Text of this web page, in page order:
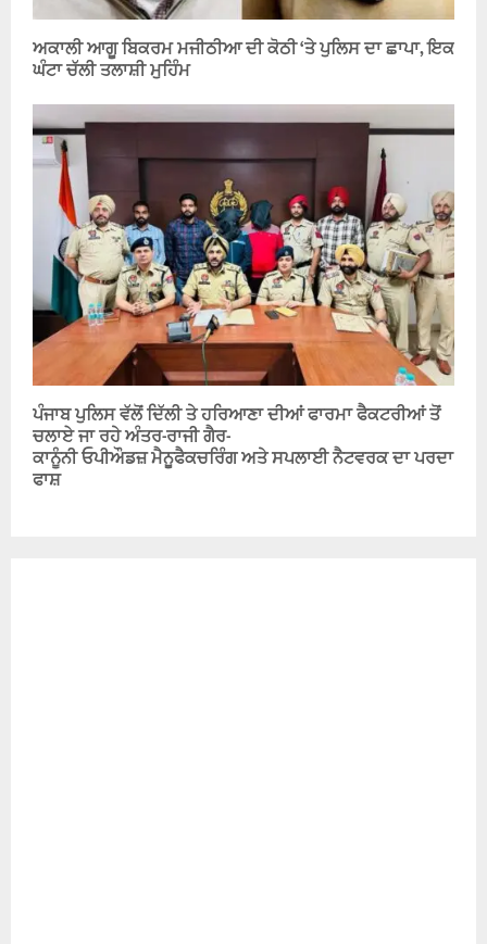
ਅਕਾਲੀ ਆਗੂ ਬਿਕਰਮ ਮਜੀਠੀਆ ਦੀ ਕੋਠੀ ‘ਤੇ ਪੁਲਿਸ ਦਾ ਛਾਪਾ, ਇਕ
ਘੰਟਾ ਚੱਲੀ ਤਲਾਸ਼ੀ ਮੁਹਿੰਮ
ਪੰਜਾਬ ਪੁਲਿਸ ਵੱਲੋਂ ਦਿੱਲੀ ਤੇ ਹਰਿਆਣਾ ਦੀਆਂ ਫਾਰਮਾ ਫੈਕਟਰੀਆਂ ਤੋਂ
ਚਲਾਏ ਜਾ ਰਹੇ ਅੰਤਰ-ਰਾਜੀ ਗੈਰ-
ਕਾਨੂੰਨੀ ਓਪੀਔਡਜ਼ ਮੈਨੂਫੈਕਚਰਿੰਗ ਅਤੇ ਸਪਲਾਈ ਨੈਟਵਰਕ ਦਾ ਪਰਦਾ
ਫਾਸ਼